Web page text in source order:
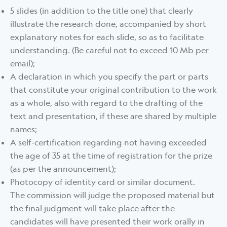
5 slides (in addition to the title one) that clearly
illustrate the research done, accompanied by short
explanatory notes for each slide, so as to facilitate
understanding. (Be careful not to exceed 10 Mb per
email);
A declaration in which you specify the part or parts
that constitute your original contribution to the work
as a whole, also with regard to the drafting of the
text and presentation, if these are shared by multiple
names;
A self-certification regarding not having exceeded
the age of 35 at the time of registration for the prize
(as per the announcement);
Photocopy of identity card or similar document.
The commission will judge the proposed material but
the final judgment will take place after the
candidates will have presented their work orally in